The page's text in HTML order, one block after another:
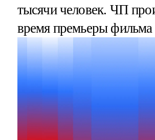
тысячи человек. ЧП
время премьеры